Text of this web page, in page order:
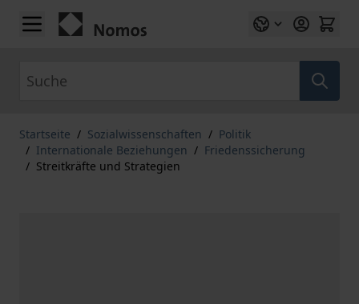
Zum Inhalt springen
Startseite / Sozialwissenschaften / Politik
/ Internationale Beziehungen / Friedenssicherung
/ Streitkräfte und Strategien